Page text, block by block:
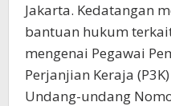
Jakarta. Kedatangan
bantuan hukum
mengenai Pegawai
Perjanjian Keraja
Undang-undang